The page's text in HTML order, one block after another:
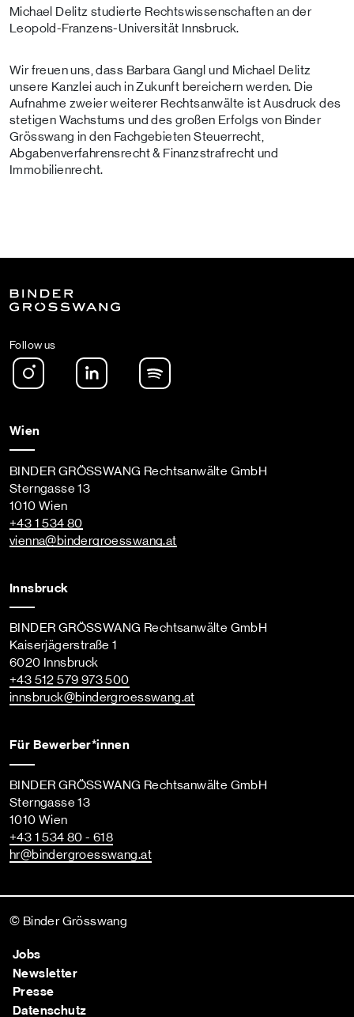
Michael Delitz studierte Rechtswissenschaften an der
Leopold-Franzens-Universität Innsbruck.
Wir freuen uns, dass Barbara Gangl und Michael Delitz
unsere Kanzlei auch in Zukunft bereichern werden. Die
Aufnahme zweier weiterer Rechtsanwälte ist Ausdruck des
stetigen Wachstums und des großen Erfolgs von Binder
Grösswang in den Fachgebieten Steuerrecht,
Abgabenverfahrensrecht & Finanzstrafrecht und
Immobilienrecht.
Follow us
Instagram LinkedIn
Wien
BINDER GRÖSSWANG Rechtsanwälte GmbH
Sterngasse 13
1010 Wien
+43 1 534 80
vienna@bindergroesswang.at
Innsbruck
BINDER GRÖSSWANG Rechtsanwälte GmbH
Kaiserjägerstraße 1
6020 Innsbruck
+43 512 579 973 500
innsbruck@bindergroesswang.at
Für Bewerber*innen
BINDER GRÖSSWANG Rechtsanwälte GmbH
Sterngasse 13
1010 Wien
+43 1 534 80 - 618
hr@bindergroesswang.at
© Binder Grösswang
Jobs
Newsletter
Presse
Datenschutz